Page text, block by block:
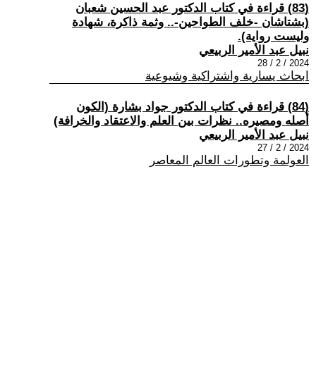
(83) قراءة في كتاب الدكتور عبد الحسين شعبان
(بشتاشان -خلف الطواحين-.. وثمة ذاكرة، شهادة
وليست رواية).
نبيل عبد الأمير الربيعي
2024 / 2 / 28
ابحاث يسارية واشتراكية وشيوعية
(84) قراءة في كتاب الدكتور جواد بشارة (الكون
أصله ومصيره.. نظرات بين العلم والاعتقاد والخرافة)
نبيل عبد الأمير الربيعي
2024 / 2 / 27
العولمة وتطورات العالم المعاصر